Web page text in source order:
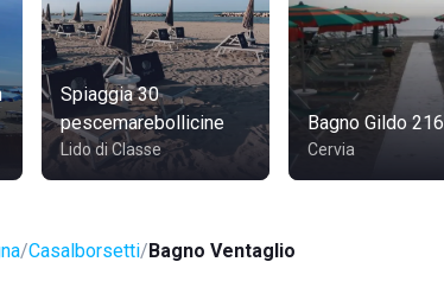
Spiaggia 30
pescemarebollicine
Lido di Classe
Bagno Gildo 216
Cervia
Casalborsetti Bagno Ventaglio